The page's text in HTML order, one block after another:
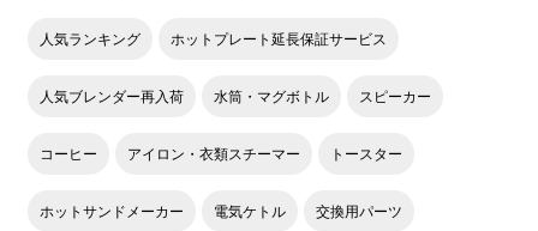
人気ランキング ホットプレート延長保証サービス
人気ブレンダー再入荷 水筒・マグボトル スピーカー
コーヒー アイロン・衣類スチーマー トースター
ホットサンドメーカー 電気ケトル 交換用パーツ